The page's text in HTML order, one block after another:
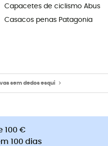
Capacetes de ciclismo Abus
Casacos penas Patagonia
sem dedos esqui
100 €
100 dias